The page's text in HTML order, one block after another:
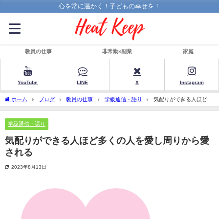
心を常に温かく！子どもの幸せを！
教員の仕事 非常勤×副業 家庭
YouTube LINE X Instagram
ホーム ブログ 教員の仕事 学級通信・語り
気配りができる人ほど多
くの人を愛し周りから愛される
学級通信・語り
気配りができる人ほど多くの人を愛し周りから愛
される
2023年8月13日